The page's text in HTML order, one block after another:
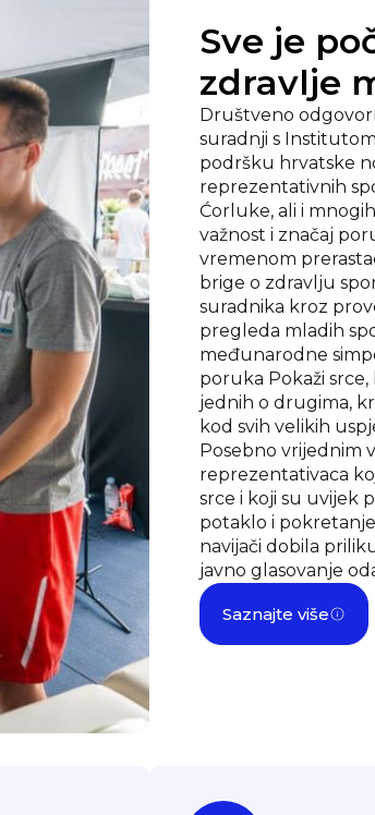
Sve je
zdravlje
Društveno
suradnji s
podršku hrvatske
reprezentativnih
Ćorluke, ali i
važnost i značaj
vremenom
brige o zdravlju
suradnika kroz
pregleda mladih
međunarodne
poruka Pokaži
jednih o drugima,
kod svih velikih
Posebno vrijednim
reprezentativaca
srce i koji su uvijek
potaklo i pokretanje
navijači dobila
javno glasovanje
Saznajte više